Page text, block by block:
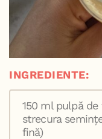
INGREDIENTE:
150 ml pulpă
strecura
fină)